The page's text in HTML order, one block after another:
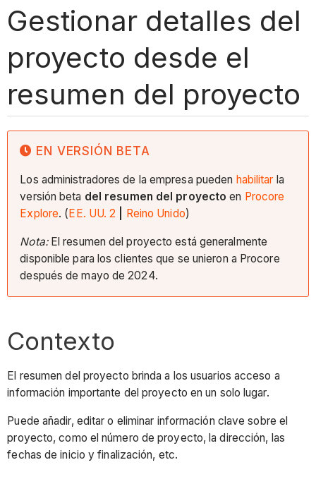
Gestionar detalles del
proyecto desde el
resumen del proyecto
EN VERSIÓN BETA
Los administradores de la empresa pueden habilitar la
versión beta del resumen del proyectoen Procore
Explore. ( EE. UU. 2 Reino Unido)
Nota:El resumen del proyecto está generalmente
disponible para los clientes que se unieron a Procore
después de mayo de 2024.
Contexto
El resumen del proyecto brinda a los usuarios acceso a
información importante del proyecto en un solo lugar.
Puede añadir, editar o eliminar información clave sobre el
proyecto, como el número de proyecto, la dirección, las
fechas de inicio y finalización, etc.